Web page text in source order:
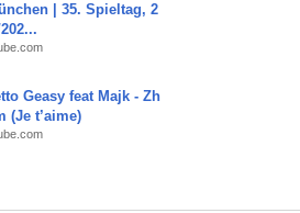
| 35. Spieltag, 2
Geasy feat Majk - Zh
(Je t’aime)